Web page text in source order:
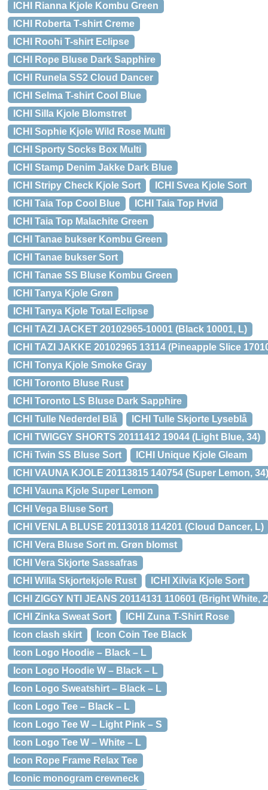
ICHI Rianna Kjole Kombu Green
ICHI Roberta T-shirt Creme
ICHI Roohi T-shirt Eclipse
ICHI Rope Bluse Dark Sapphire
ICHI Runela SS2 Cloud Dancer
ICHI Selma T-shirt Cool Blue
ICHI Silla Kjole Blomstret
ICHI Sophie Kjole Wild Rose Multi
ICHI Sporty Socks Box Multi
ICHI Stamp Denim Jakke Dark Blue
ICHI Stripy Check Kjole Sort
ICHI Svea Kjole Sort
ICHI Taia Top Cool Blue
ICHI Taia Top Hvid
ICHI Taia Top Malachite Green
ICHI Tanae bukser Kombu Green
ICHI Tanae bukser Sort
ICHI Tanae SS Bluse Kombu Green
ICHI Tanya Kjole Grøn
ICHI Tanya Kjole Total Eclipse
ICHI TAZI JACKET 20102965-10001 (Black 10001, L)
ICHI TAZI JAKKE 20102965 13114 (Pineapple Slice
ICHI Tonya Kjole Smoke Gray
ICHI Toronto Bluse Rust
ICHI Toronto LS Bluse Dark Sapphire
ICHI Tulle Nederdel Blå
ICHI Tulle Skjorte Lyseblå
ICHI TWIGGY SHORTS 20111412 19044 (Light Blue, 34)
ICHi Twin SS Bluse Sort
ICHI Unique Kjole Gleam
ICHI VAUNA KJOLE 20113815 140754 (Super Lemon, 34)
ICHI Vauna Kjole Super Lemon
ICHI Vega Bluse Sort
ICHI VENLA BLUSE 20113018 114201 (Cloud Dancer, L)
ICHI Vera Bluse Sort m. Grøn blomst
ICHI Vera Skjorte Sassafras
ICHI Willa Skjortekjole Rust
ICHI Xilvia Kjole Sort
ICHI ZIGGY NTI JEANS 20114131 110601 (Bright White,
ICHI Zinka Sweat Sort
ICHI Zuna T-Shirt Rose
Icon clash skirt
Icon Coin Tee Black
Icon Logo Hoodie – Black – L
Icon Logo Hoodie W – Black – L
Icon Logo Sweatshirt – Black – L
Icon Logo Tee – Black – L
Icon Logo Tee W – Light Pink – S
Icon Logo Tee W – White – L
Icon Rope Frame Relax Tee
Iconic monogram crewneck